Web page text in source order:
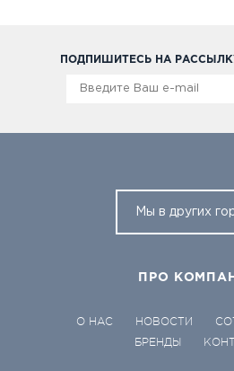
ПОДПИШИТЕСЬ НА
Мы в других
ПРО
О НАС НОВОСТИ
БРЕНДЫ